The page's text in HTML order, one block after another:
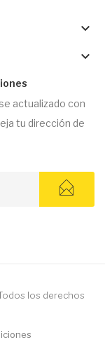
keyboard_arrow_down
keyboard_arrow_down
actualizado con
tu dirección de
Todos los derechos